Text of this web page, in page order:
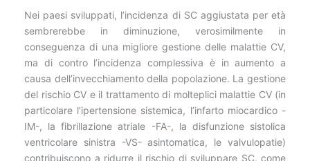
Nei paesi sviluppati, l’incidenza di SC aggiustata per età
sembrerebbe in diminuzione, verosimilmente in
conseguenza di una migliore gestione delle malattie CV,
ma di contro l’incidenza complessiva è in aumento a
causa dell’invecchiamento della popolazione. La gestione
del rischio CV e il trattamento di molteplici malattie CV (in
particolare l’ipertensione sistemica, l’infarto miocardico -
IM-, la fibrillazione atriale -FA-, la disfunzione sistolica
ventricolare sinistra -VS- asintomatica, le valvulopatie)
contribuiscono a ridurre il rischio di sviluppare SC, come